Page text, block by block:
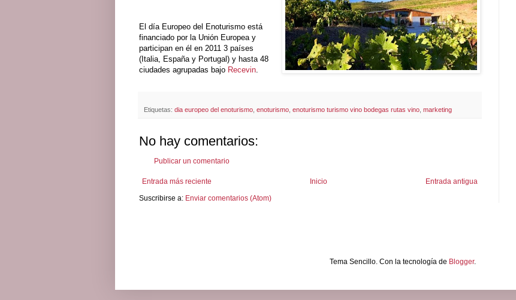
El día Europeo del Enoturismo está
financiado por la Unión Europea y
participan en él en 2011 3 países
(Italia, España y Portugal) y hasta 48
ciudades agrupadas bajo Recevin.
Etiquetas: dia europeo del enoturismo enoturismo enoturismo turismo vino bodegas rutas vino marketing
No hay comentarios:
Publicar un comentario
Entrada más reciente Entrada antigua
Inicio
Suscribirse a: Enviar comentarios (Atom)
Tema Sencillo. Con la tecnología de Blogger.